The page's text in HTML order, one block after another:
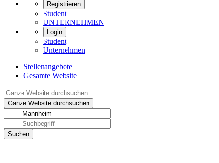
Registrieren
Student
UNTERNEHMEN
Login
Student
Unternehmen
Stellenangebote
Gesamte Website